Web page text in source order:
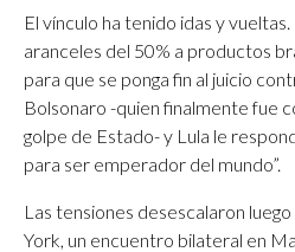
El vínculo ha tenido idas y
aranceles del 50% a productos
para que se ponga fin al juicio
Bolsonaro -quien finalmente fue
golpe de Estado- y Lula le
para ser emperador del mundo”.
Las tensiones desescalaron
York, un encuentro bilateral en